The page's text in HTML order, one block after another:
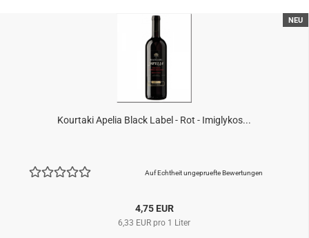
NEU
Kourtaki Apelia Black Label - Rot - Imiglykos...
Auf Echtheit ungepruefte Bewertungen
4,75 EUR
6,33 EUR pro 1 Liter